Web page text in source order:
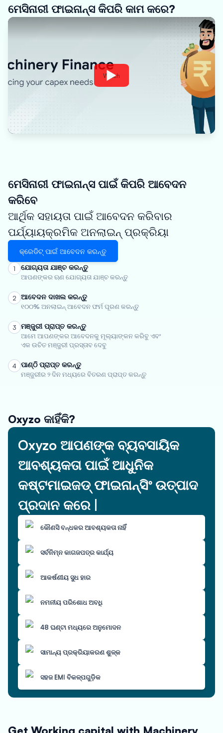
ମେସିନାରୀ ଫାଇନାନ୍ସ କିପରି କାମ କରେ?
Watch
ମେସିନାରୀ ଫାଇନାନ୍ସ ପାଇଁ କିପରି ଆବେଦନ
କରିବେ
ଆର୍ଥିକ ସହାୟତା ପାଇଁ ଆବେଦନ କରିବାର
ପର୍ଯ୍ୟାୟକ୍ରମିକ ଅନଲାଇନ୍ ପ୍ରକ୍ରିୟା
କ୍ରେଡିଟ୍ ପାଇଁ ଆବେଦନ କରନ୍ତୁ
1 ଯୋଗ୍ୟତା ଯାଞ୍ଚ କରନ୍ତୁ
ଆପଣଙ୍କର ଋଣ ଯୋଗ୍ୟତା ଯାଞ୍ଚ କରନ୍ତୁ
2 ଆବେଦନ ଦାଖଲ କରନ୍ତୁ
୧୦୦% ଅନଲାଇନ୍ ଆବେଦନ ଫର୍ମ ପୂରଣ କରନ୍ତୁ
3 ମଞ୍ଜୁରୀ ପ୍ରାପ୍ତ କରନ୍ତୁ
ଆମେ ଆପଣଙ୍କର ଆବେଦନକୁ ମୂଲ୍ୟାଙ୍କନ କରିବୁ ଏବଂ
ଏକ ଉଚିତ ମଞ୍ଜୁରୀ ପ୍ରସ୍ତାବ ଦେବୁ
4 ପାଣ୍ଠି ପ୍ରାପ୍ତ କରନ୍ତୁ
ମଞ୍ଜୁରୀର ୨ ଦିନ ମଧ୍ୟରେ ବିତରଣ ପ୍ରାପ୍ତ କରନ୍ତୁ
Oxyzo କାହିଁକି?
Oxyzo ଆପଣଙ୍କ ବ୍ୟବସାୟିକ
ଆବଶ୍ୟକତା ପାଇଁ ଆଧୁନିକ
କଷ୍ଟମାଇଜଡ୍ ଫାଇନାନ୍ସିଂ ଉତ୍ପାଦ
ପ୍ରଦାନ କରେ |
କୌଣସି ବନ୍ଧକର ଆବଶ୍ୟକତା ନାହିଁ
ସର୍ବନିମ୍ନ କାଗଜପତ୍ର କାର୍ଯ୍ୟ
ଆକର୍ଷଣୀୟ ସୁଧ ହାର
ନମନୀୟ ପରିଶୋଧ ଅବଧି
48 ଘଣ୍ଟା ମଧ୍ୟରେ ଅନୁମୋଦନ
ସାମାନ୍ୟ ପ୍ରକ୍ରିୟାକରଣ ଶୁଳ୍କ
ସହଜ EMI ବିକଳ୍ପଗୁଡ଼ିକ
Get Working capital with Machinery